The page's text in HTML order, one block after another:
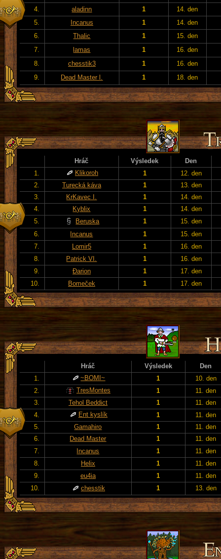
4.
aladinn 1
14. den
5.
Incanus 1
14. den
6.
Thalic 1
15. den
7.
lamas 1
16. den
8.
chesstik3 1
16. den
9.
Dead Master l. 1 18. den
Hráč Výsledek
Den
1.
Klikoroh 1
12. den
2.
Turecká káva 1
13. den
3.
KrKavec I. 1
14. den
4.
Kyblix 1
14. den
5.
Beruska 1
15. den
6.
Incanus 1
15. den
7.
Lomir5 1
16. den
8.
Patrick VI. 1
16. den
9.
Đarion 1
17. den
10.
Bomeček 1 17. den
Hráč Výsledek
Den
1.
~BOMI~ 1
10. den
2.
TresMontes 1
11. den
3.
Tehol Beddict 1
11. den
4.
Ent kyslík 1
11. den
5.
Gamahiro 1
11. den
6.
Dead Master 1
11. den
7.
Incanus 1
11. den
8.
Helix 1
11. den
9.
eu4ia 1
11. den
10.
chesstik 1 13. den